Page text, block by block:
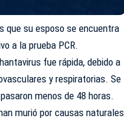
que su esposo se encuentra
a la prueba PCR.
fue rápida, debido a
y respiratorias. Se
menos de 48 horas.
murió por causas naturales